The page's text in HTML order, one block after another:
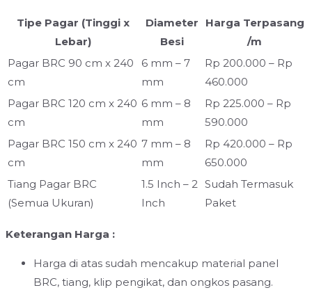
Tipe Pagar (Tinggi x
Lebar)
Diameter
Besi
Harga Terpasang
/m
Pagar BRC 90 cm x 240
cm
6 mm – 7
mm
Rp 200.000 – Rp
460.000
Pagar BRC 120 cm x 240
cm
6 mm – 8
mm
Rp 225.000 – Rp
590.000
Pagar BRC 150 cm x 240
cm
7 mm – 8
mm
Rp 420.000 – Rp
650.000
Tiang Pagar BRC
(Semua Ukuran)
1.5 Inch – 2
Inch
Sudah Termasuk
Paket
Keterangan Harga :
Harga di atas sudah mencakup material panel
BRC, tiang, klip pengikat, dan ongkos pasang.